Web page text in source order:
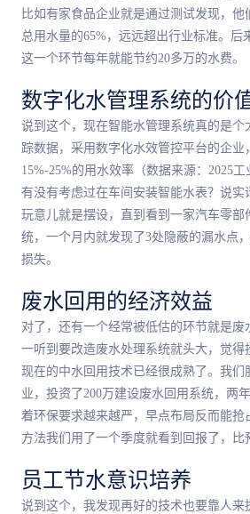
比如有家食品企业就是通过测试发现，他
总用水量的65%，远远超出行业标准。后
这一个环节每年就能节约20多万的水费。
数字化水管理系统的价
说到这个，现在智能水管理系统真的是个
踪数据，采用数字化水效管控平台的企业
15%-25%的用水效率（数据来源：2025工
有没有考虑过在车间安装智能水表？说实
玩意儿就是摆设，直到看到一家汽车零部
统，一个月内就发现了3处隐蔽的漏水点
损失。
废水回用的经济效益
对了，还有一个经常被低估的环节就是废
一听到要改造废水处理系统就头大，觉得
现在的中水回用技术已经很成熟了。我们
业，投资了200万建设废水回用系统，两
着环保要求越来越严，早点布局反而能抢
方法我们用了一个季度就看到回报了，比
员工节水意识培养
说到这个，我发现再好的技术也要靠人来